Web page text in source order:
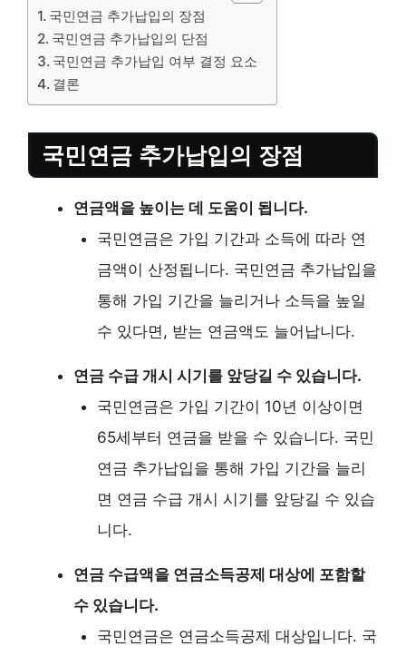
국민연금 추가납입의 장점
국민연금 추가납입의 단점
국민연금 추가납입 여부 결정 요소
결론
국민연금 추가납입의 장점
연금액을 높이는 데 도움이 됩니다.
국민연금은 가입 기간과 소득에 따라 연
금액이 산정됩니다. 국민연금 추가납입을
통해 가입 기간을 늘리거나 소득을 높일
수 있다면, 받는 연금액도 늘어납니다.
연금 수급 개시 시기를 앞당길 수 있습니다.
국민연금은 가입 기간이 10년 이상이면
65세부터 연금을 받을 수 있습니다. 국민
연금 추가납입을 통해 가입 기간을 늘리
면 연금 수급 개시 시기를 앞당길 수 있습
니다.
연금 수급액을 연금소득공제 대상에 포함할
수 있습니다.
국민연금은 연금소득공제 대상입니다. 국